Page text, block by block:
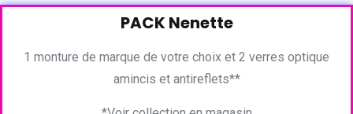
PACK Nenette
1 monture de marque de votre choix et 2 verres optique
amincis et antireflets**